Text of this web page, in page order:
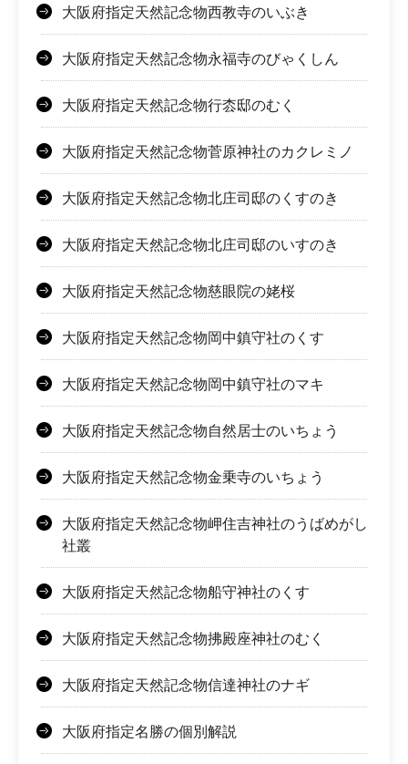
大阪府指定天然記念物西教寺のいぶき
大阪府指定天然記念物永福寺のびゃくしん
大阪府指定天然記念物行枩邸のむく
大阪府指定天然記念物菅原神社のカクレミノ
大阪府指定天然記念物北庄司邸のくすのき
大阪府指定天然記念物北庄司邸のいすのき
大阪府指定天然記念物慈眼院の姥桜
大阪府指定天然記念物岡中鎮守社のくす
大阪府指定天然記念物岡中鎮守社のマキ
大阪府指定天然記念物自然居士のいちょう
大阪府指定天然記念物金乗寺のいちょう
大阪府指定天然記念物岬住吉神社のうばめがし
社叢
大阪府指定天然記念物船守神社のくす
大阪府指定天然記念物拂殿座神社のむく
大阪府指定天然記念物信達神社のナギ
大阪府指定名勝の個別解説